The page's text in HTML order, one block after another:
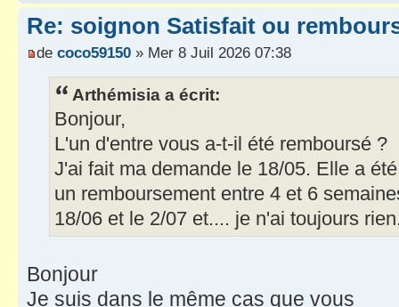
Re: soignon Satisfait ou
de coco59150 » Mer 8 Juil 2026 07:38
Arthémisia a écrit:
Bonjour,
L'un d'entre vous a-t-il été remboursé ?
J'ai fait ma demande le 18/05. Elle a
un remboursement entre 4 et 6
18/06 et le 2/07 et.... je n'ai toujours
Bonjour
Je suis dans le même cas que vous